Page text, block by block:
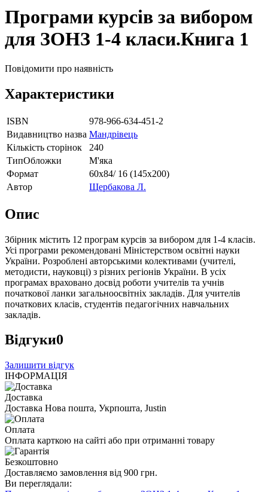
Програми курсів за вибором
для ЗОНЗ 1-4 класи.Книга 1
Повідомити про наявність
Характеристики
ISBN
978-966-634-451-2
Видавництво назва Мандрівець
Кількість сторінок
240
ТипОбложки
М'яка
Формат
60х84/ 16 (145х200)
Автор
Щербакова Л.
Опис
Збірник містить 12 програм курсів за вибором для 1-4 класів.
Усі програми рекомендовані Міністерством освітні науки
України. Розроблені авторськими колективами (учителі,
методисти, науковці) з різних регіонів України. В усіх
програмах враховано досвід роботи учителів та учнів
початкової ланки загальноосвітніх закладів. Для учителів
початкових класів, студентів педагогічних навчальних
закладів.
Відгуки0
Залишити відгук
ІНФОРМАЦІЯ
Доставка
Доставка Нова пошта, Укрпошта, Justin
Оплата
Оплата карткою на сайті або при отриманні товару
Безкоштовно
Доставляємо замовлення від 900 грн.
Ви переглядали: